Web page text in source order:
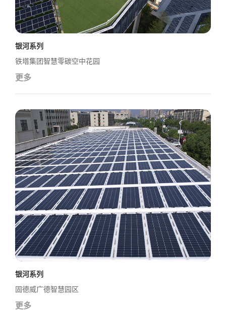
银河系列
铁塔集团智慧零碳空中花园
更多
银河系列
固德威广德智慧园区
更多